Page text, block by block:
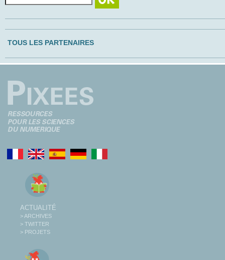
TOUS LES PARTENAIRES
ACTUALITÉ
> ARCHIVES
> TWITTER
> PROJETS